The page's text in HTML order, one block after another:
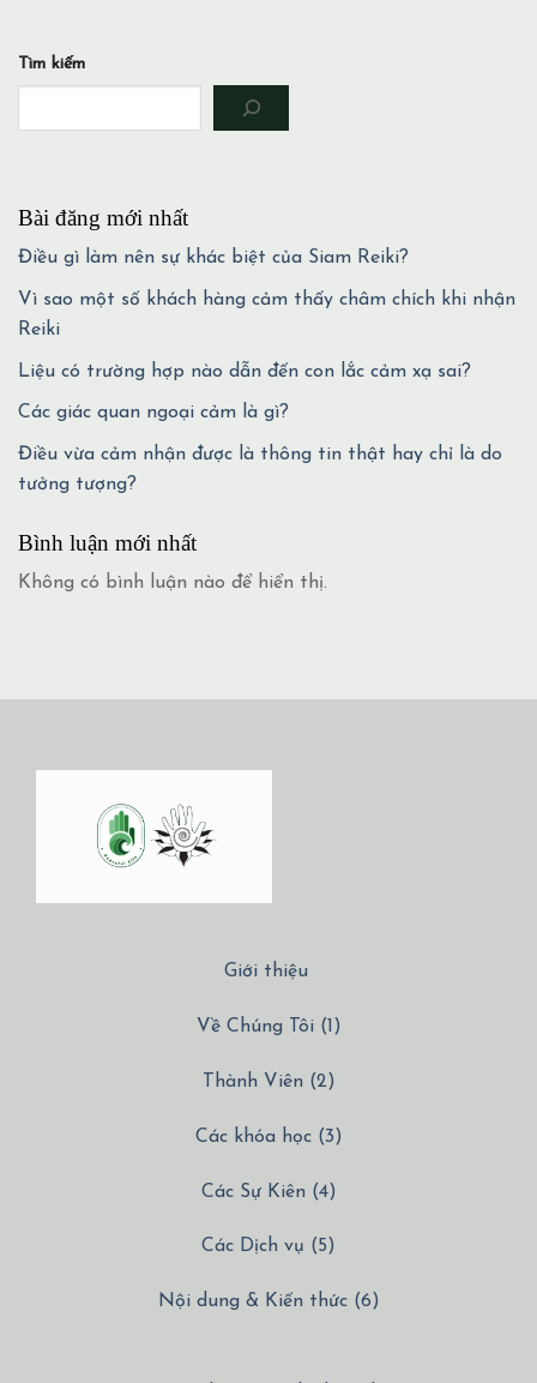
Tìm kiếm
Bài đăng mới nhất
Điều gì làm nên sự khác biệt của Siam Reiki?
Vì sao một số khách hàng cảm thấy châm chích khi nhận
Reiki
Liệu có trường hợp nào dẫn đến con lắc cảm xạ sai?
Các giác quan ngoại cảm là gì?
Điều vừa cảm nhận được là thông tin thật hay chỉ là do
tưởng tượng?
Bình luận mới nhất
Không có bình luận nào để hiển thị.
Giới thiệu
Về Chúng Tôi (1)
Thành Viên (2)
Các khóa học (3)
Các Sự Kiên (4)
Các Dịch vụ (5)
Nội dung & Kiến thức (6)